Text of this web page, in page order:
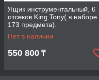
Ящик инструментальный, 6
отсеков King Tony( в наборе
173 предмета).
Нет в наличии
550 800 ₸